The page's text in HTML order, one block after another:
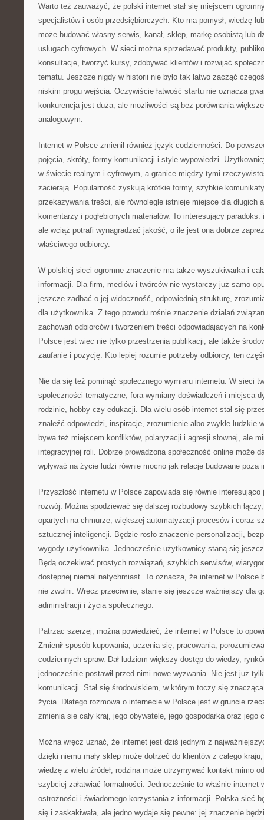
Warto też zauważyć, że polski internet stał się miejscem
specjalistów i osób przedsiębiorczych. Kto ma pomysł, wiedzę
może budować własny serwis, kanał, sklep, markę osobistą lub
usługach cyfrowych. W sieci można sprzedawać produkty,
konsultacje, tworzyć kursy, zdobywać klientów i rozwijać
tematu. Jeszcze nigdy w historii nie było tak łatwo zacząć
niskim progu wejścia. Oczywiście łatwość startu nie oznacza
konkurencja jest duża, ale możliwości są bez porównania
analogowym.
Internet w Polsce zmienił również język codzienności. Do
pojęcia, skróty, formy komunikacji i style wypowiedzi.
w świecie realnym i cyfrowym, a granice między tymi
zacierają. Popularność zyskują krótkie formy, szybkie
przekazywania treści, ale równolegle istnieje miejsce dla długich
komentarzy i pogłębionych materiałów. To interesujący
ale wciąż potrafi wynagradzać jakość, o ile jest ona dobrze
właściwego odbiorcy.
W polskiej sieci ogromne znaczenie ma także wyszukiwarka i
informacji. Dla firm, mediów i twórców nie wystarczy już samo
jeszcze zadbać o jej widoczność, odpowiednią strukturę,
dla użytkownika. Z tego powodu rośnie znaczenie działań
zachowań odbiorców i tworzeniem treści odpowiadających na
Polsce jest więc nie tylko przestrzenią publikacji, ale także
zaufanie i pozycję. Kto lepiej rozumie potrzeby odbiorcy, ten
Nie da się też pominąć społecznego wymiaru internetu. W sieci
społeczności tematyczne, fora wymiany doświadczeń i miejsca
rodzinie, hobby czy edukacji. Dla wielu osób internet stał się
znaleźć odpowiedzi, inspiracje, zrozumienie albo zwykłe ludzkie
bywa też miejscem konfliktów, polaryzacji i agresji słownej, ale
integracyjnej roli. Dobrze prowadzona społeczność online może
wpływać na życie ludzi równie mocno jak relacje budowane poza
Przyszłość internetu w Polsce zapowiada się równie
rozwój. Można spodziewać się dalszej rozbudowy szybkich
opartych na chmurze, większej automatyzacji procesów i coraz
sztucznej inteligencji. Będzie rosło znaczenie personalizacji,
wygody użytkownika. Jednocześnie użytkownicy staną się
Będą oczekiwać prostych rozwiązań, szybkich serwisów,
dostępnej niemal natychmiast. To oznacza, że internet w Polsce
nie zwolni. Wręcz przeciwnie, stanie się jeszcze ważniejszy dla
administracji i życia społecznego.
Patrząc szerzej, można powiedzieć, że internet w Polsce to
Zmienił sposób kupowania, uczenia się, pracowania,
codziennych spraw. Dał ludziom większy dostęp do wiedzy,
jednocześnie postawił przed nimi nowe wyzwania. Nie jest już
komunikacji. Stał się środowiskiem, w którym toczy się
życia. Dlatego rozmowa o internecie w Polsce jest w gruncie
zmienia się cały kraj, jego obywatele, jego gospodarka oraz jego
Można wręcz uznać, że internet jest dziś jednym z
dzięki niemu mały sklep może dotrzeć do klientów z całego
wiedzę z wielu źródeł, rodzina może utrzymywać kontakt mimo
szybciej załatwiać formalności. Jednocześnie to właśnie internet
ostrożności i świadomego korzystania z informacji. Polska sieć
się i zaskakiwała, ale jedno wydaje się pewne: jej znaczenie